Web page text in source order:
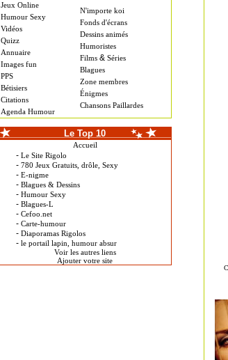
Jeux Online
Humour Sexy
Vidéos
Quizz
Annuaire
Images fun
PPS
Bétisiers
Citations
Agenda Humour
N'importe koi
Fonds d'écrans
Dessins animés
Humoristes
Films & Séries
Blagues
Zone membres
Énigmes
Chansons Paillardes
Le Top 10
Accueil
- Le Site Rigolo
- 780 Jeux Gratuits, drôle, Sexy
- E-nigme
- Blagues & Dessins
- Humour Sexy
- Blagues-L
- Cefoo.net
- Carte-humour
- Diaporamas Rigolos
- le portail lapin, humour absur
Voir les autres liens
Ajouter votre site